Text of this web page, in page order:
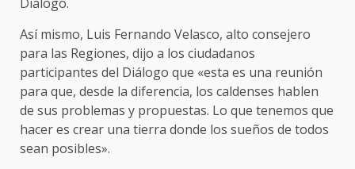
Así mismo, Luis Fernando Velasco, alto consejero
para las Regiones, dijo a los ciudadanos
participantes del Diálogo que «esta es una reunión
para que, desde la diferencia, los caldenses hablen
de sus problemas y propuestas. Lo que tenemos que
hacer es crear una tierra donde los sueños de todos
sean posibles».